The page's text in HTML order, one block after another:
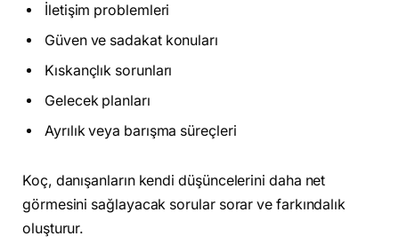
İletişim problemleri
Güven ve sadakat konuları
Kıskançlık sorunları
Gelecek planları
Ayrılık veya barışma süreçleri
Koç, danışanların kendi düşüncelerini daha net
görmesini sağlayacak sorular sorar ve farkındalık
oluşturur.